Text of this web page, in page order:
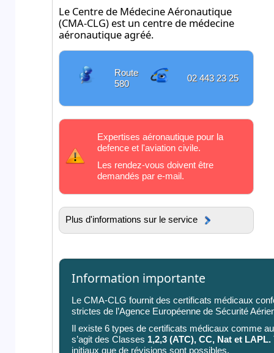
Le Centre de Médecine Aéronautique
(CMA-CLG) est un centre de médecine
aéronautique agréé.
Route
580
02 443 23 25
Expertises aéronautique pour la
defence et l'aviation civile.
Les rendez-vous doivent être
demandés par e-mail.
Plus d'informations sur le service
Information importante
Le CMA-CLG fournit des certificats médicaux
strictes de l’Agence Européenne de Sécurité
Il existe 6 types de certificats médicaux comme
s’agit des Classes 1,2,3 (ATC), CC, Nat et LAPL.
initiaux que de révisions sont possibles.